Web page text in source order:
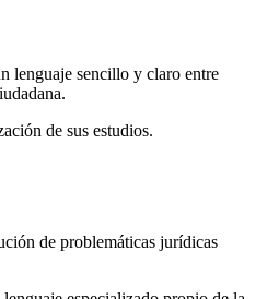
lenguaje sencillo y claro entre
de sus estudios.
de problemáticas jurídicas